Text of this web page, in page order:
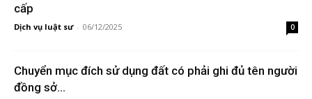
cấp
Dịch vụ luật sư - 06/12/2025 0
Chuyển mục đích sử dụng đất có phải ghi đủ tên người
đồng sở...